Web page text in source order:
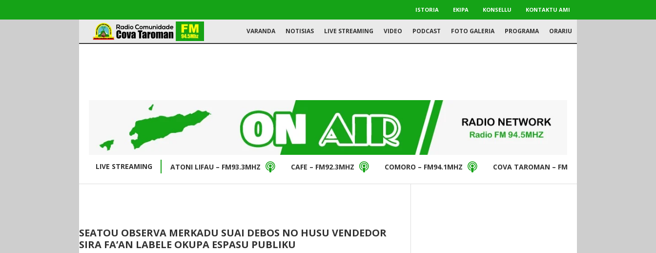
ISTORIA EKIPA KONSELLU KONTAKTU AMI
VARANDA NOTISIAS LIVE STREAMING VIDEO PODCAST FOTO GALERIA PROGRAMA ORARIU
LIVE STREAMING ATONI LIFAU – FM93.3MHZ CAFE – FM92.3MHZ COMORO – FM94.1MHZ COVA TAROMAN – FM94.5MHZ
SEATOU OBSERVA MERKADU SUAI DEBOS NO HUSU VENDEDOR
SIRA FA’AN LABELE OKUPA ESPASU PUBLIKU